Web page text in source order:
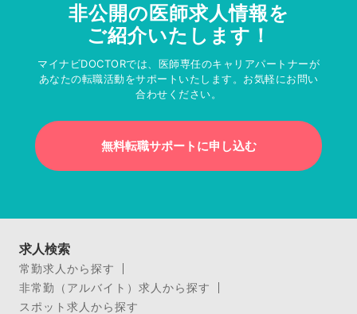
非公開の医師求人情報を
ご紹介いたします！
マイナビDOCTORでは、医師専任のキャリアパートナーが
あなたの転職活動をサポートいたします。お気軽にお問い
合わせください。
無料転職サポートに申し込む
求人検索
常勤求人から探す
非常勤（アルバイト）求人から探す
スポット求人から探す